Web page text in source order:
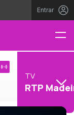
Entrar
TV
RTP